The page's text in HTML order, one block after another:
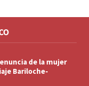
de la mujer
Bariloche-